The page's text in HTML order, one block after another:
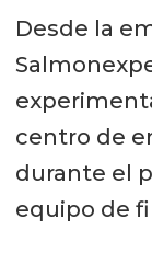
Desde la
centro de
durante el
equipo de